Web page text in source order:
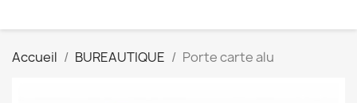
Accueil BUREAUTIQUE Porte carte alu